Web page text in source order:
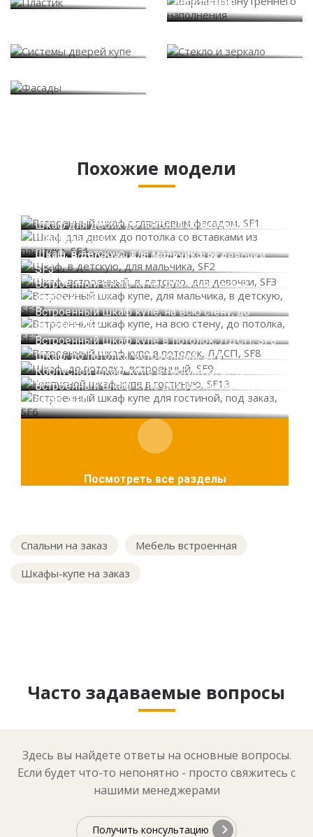
наполнения
Похожие модели
Шкаф для двоих до потолка со вставками из
пластика, SF4
Шкаф, в детскую, для мальчика, SF2
Шкаф, встроенный, в детскую, для девочки,
SF3
Встроенный шкаф купе, для мальчика, в
детскую, SF12
Встроенный шкаф купе, на всю стену, до
потолка, SF7
Встроенный шкаф купе в потолок, ЛДСП, SF8
Шкаф, до потолка, встроенный, SF9
Корпусной шкаф-купе в гостиную, SF13
Встроенный шкаф купе для гостиной, под
заказ, SF6
Посмотреть все разделы
Спальни на заказ
Мебель встроенная
Шкафы-купе на заказ
Часто задаваемые вопросы
Здесь вы найдете ответы на основные вопросы.
Если будет что-то непонятно - просто свяжитесь с
нашими менеджерами
Получить консультацию